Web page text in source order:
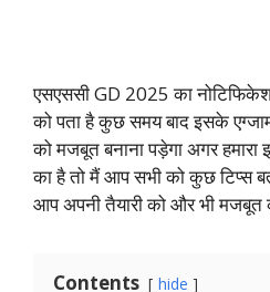
एसएससी GD 2025 का
को पता है कुछ समय बाद इसके
को मजबूत बनाना पड़ेगा अगर हमारा
का है तो मैं आप सभी को कुछ टिप्स
आप अपनी तैयारी को और भी
Contents hide